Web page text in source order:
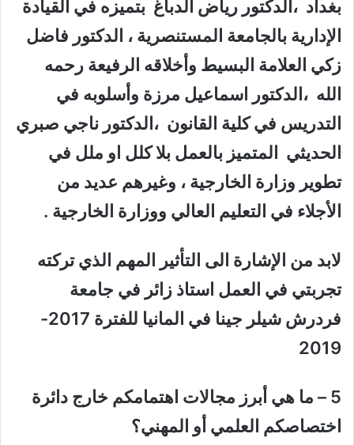
بغداد ،الدكتور رياض الدباغ بتميزه في القيادة
الإدارية بالجامعة المستنصرية ، الدكتور فاضل
زكي العلامة البسيط وأخلاقه الرفيعة رحمه
الله ،الدكتور اسماعيل مرزة وأسلوبه في
التدريس في كلية القانون ،الدكتور ناجي صبري
الحديثي المتميز بالعمل بلا كلل او ملل في
تطوير وزارة الخارجية ، وغيرهم عديد من
الأجلاء في التعليم العالي ووزارة الخارجية .
لابد من الإشارة الى التأثير المهم الذي تركته
تجربتي في العمل استاذ زائر في جامعة
فردرش شيلر جينا في المانيا للفترة 2017-
2019
5
– ما هي أبرز مجالات اهتمامكم خارج دائرة
اختصاصكم العلمي أو المهني؟